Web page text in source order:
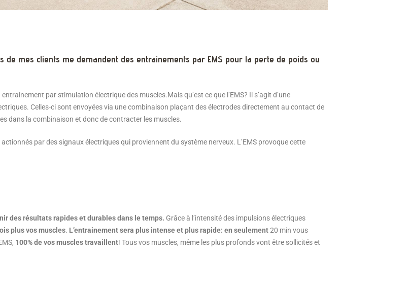
de mes clients me demandent des entrainements par EMS pour la perte de poids ou
par stimulation électrique des muscles.Mais qu’est ce que l’EMS? Il s’agit d’une
Celles-ci sont envoyées via une combinaison plaçant des électrodes directement au contact de
dans la combinaison et donc de contracter les muscles.
par des signaux électriques qui proviennent du système nerveux. L’EMS provoque cette
des résultats rapides et durables dans le temps. Grâce à l’intensité des impulsions électriques
plus vos muscles. L’entrainement sera plus intense et plus rapide: en seulement20 min vous
100% de vos muscles travaillent! Tous vos muscles, même les plus profonds vont être sollicités et